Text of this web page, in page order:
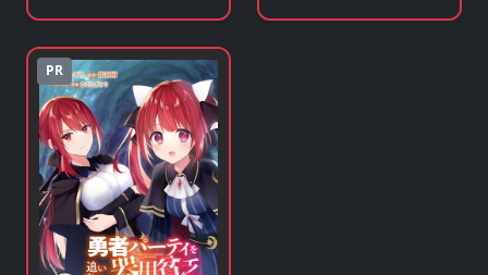
術士をやっていた剣
士、万能へと至る〜
は不器用！？
PR